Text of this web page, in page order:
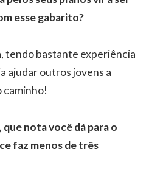
esse gabarito?
tendo bastante experiência
ajudar outros jovens a
caminho!
que nota você dá para o
faz menos de três